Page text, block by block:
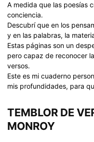
A medida que las poesías
conciencia.
Descubrí que en los
y en las palabras, la
Estas páginas son un
pero capaz de reconocer
versos.
Este es mi cuaderno
mis profundidades, para
TEMBLOR DE
MONROY